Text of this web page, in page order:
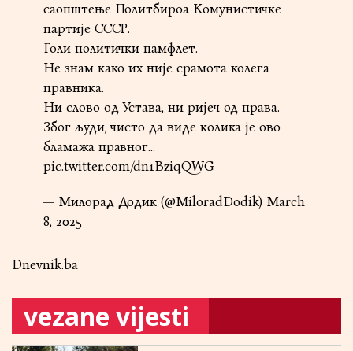
саопштење Политбироа Комунистичке
партије СССР.
Голи политички памфлет.
Не знам како их није срамота колега
правника.
Ни слово од Устава, ни ријеч од права.
Због људи, чисто да виде колика је ово
бламажа правног…
pic.twitter.com/dn1BziqQWG
— Милорад Додик (@MiloradDodik) March
8, 2025
Dnevnik.ba
vezane vijesti